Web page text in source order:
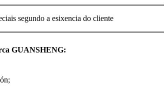
segundo a esixencia do cliente
GUANSHENG: